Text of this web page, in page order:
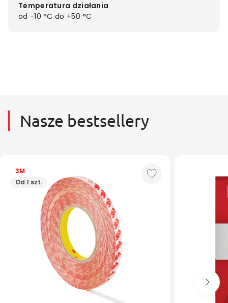
Temperatura działania
od -10 °C do +50 °C
Nasze bestsellery
3M
Od 1 szt.